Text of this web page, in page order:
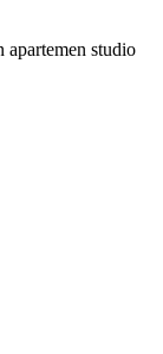
apartemen studio